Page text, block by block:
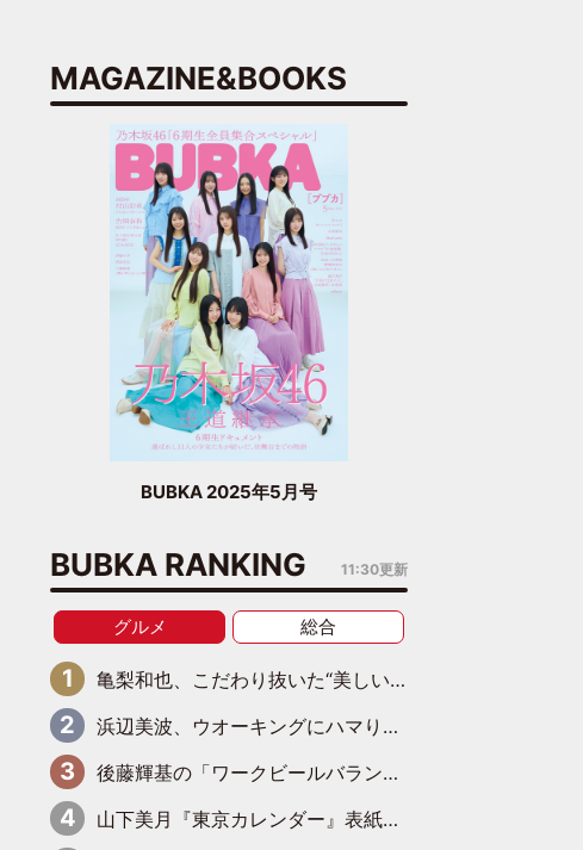
MAGAZINE&BOOKS
BUBKA 2025年5月号
BUBKA RANKING 11:30更新
グルメ 総合
亀梨和也、こだわり抜いた“美しいビール”完成 ピンクゴールドの色味にも想いを込めて
浜辺美波、ウオーキングにハマり始める「関節がバキバキになるんだ！」
後藤輝基の「ワークビールバランス」20～30代は最低→50歳を迎えて急上昇
山下美月『東京カレンダー』表紙を飾る！五百城茉央の朝食グラビアも